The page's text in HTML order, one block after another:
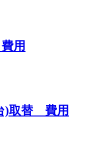
用
)取替 費用